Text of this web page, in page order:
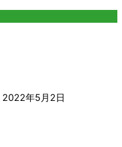
2022年5月2日